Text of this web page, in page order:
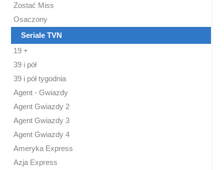
Zostać Miss
Osaczony
Seriale TVN
19 +
39 i pół
39 i pół tygodnia
Agent - Gwiazdy
Agent Gwiazdy 2
Agent Gwiazdy 3
Agent Gwiazdy 4
Ameryka Express
Azja Express